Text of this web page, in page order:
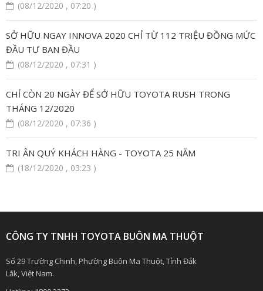
(08/12/2020 , 07:20 )
SỞ HỮU NGAY INNOVA 2020 CHỈ TỪ 112 TRIỆU ĐỒNG MỨC
ĐẦU TƯ BAN ĐẦU
(08/12/2020 , 07:31 )
CHỈ CÒN 20 NGÀY ĐỂ SỞ HỮU TOYOTA RUSH TRONG
THÁNG 12/2020
(08/12/2020 , 07:36 )
TRI ÂN QUÝ KHÁCH HÀNG - TOYOTA 25 NĂM
(18/12/2020 , 03:23 )
CÔNG TY TNHH TOYOTA BUÔN MA THUỘT
Số 29 Trường Chinh, Phường Buôn Ma Thuột, Tỉnh Đắk
Lắk, Việt Nam.